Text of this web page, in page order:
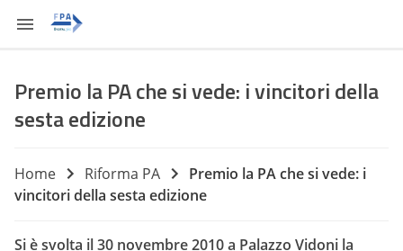
Premio la PA che si vede: i vincitori della
sesta edizione
Home Riforma PA
Premio la PA che si vede: i
vincitori della sesta edizione
Si è svolta il 30 novembre 2010 a Palazzo Vidoni la